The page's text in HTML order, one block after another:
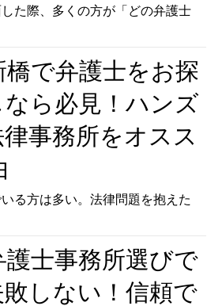
た際、多くの方が「どの弁護士
橋で弁護士をお探
なら必見！ハンズ
事務所をオスス
る方は多い。法律問題を抱えた
護士事務所選びで
敗しない！信頼で